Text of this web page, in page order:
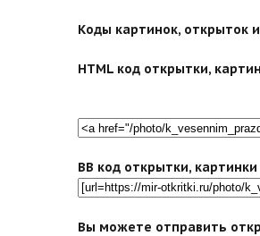
Коды картинок, открыток
HTML код открытки,
BB код открытки,
Вы можете отправить